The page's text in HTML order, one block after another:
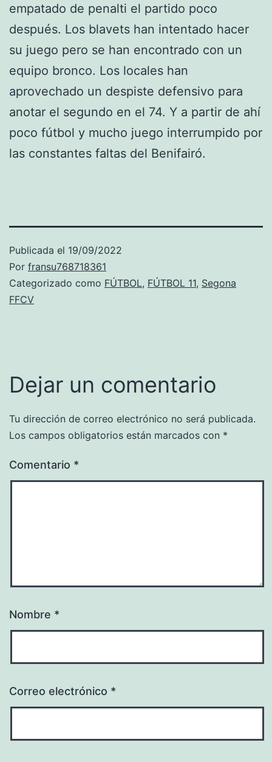
empatado de penalti el partido poco
después. Los blavets han intentado hacer
su juego pero se han encontrado con un
equipo bronco. Los locales han
aprovechado un despiste defensivo para
anotar el segundo en el 74. Y a partir de ahí
poco fútbol y mucho juego interrumpido por
las constantes faltas del Benifairó.
Publicada el 19/09/2022
Por fransu768718361
Categorizado como FÚTBOL, FÚTBOL 11, Segona
FFCV
Dejar un comentario
Tu dirección de correo electrónico no será publicada.
Los campos obligatorios están marcados con *
Comentario *
Nombre *
Correo electrónico *